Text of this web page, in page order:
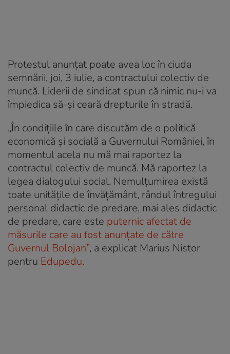
Protestul anunțat poate avea loc în ciuda
semnării, joi, 3 iulie, a contractului colectiv de
muncă. Liderii de sindicat spun că nimic nu-i va
împiedica să-și ceară drepturile în stradă.
„În condițiile în care discutăm de o politică
economică și socială a Guvernului României, în
momentul acela nu mă mai raportez la
contractul colectiv de muncă. Mă raportez la
legea dialogului social. Nemulțumirea există
toate unitățile de învățământ, rândul întregului
personal didactic de predare, mai ales didactic
de predare, care este puternic afectat de
măsurile care au fost anunțate de către
Guvernul Bolojan”, a explicat Marius Nistor
pentru Edupedu.